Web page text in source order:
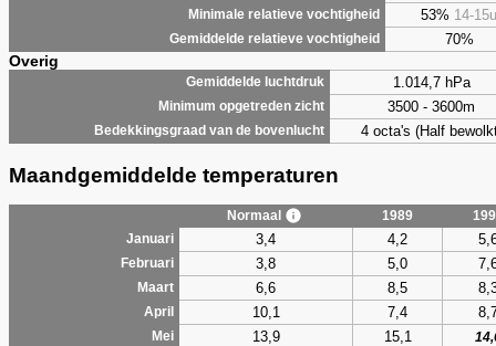
Minimale relatieve vochtigheid 53% 14-15u
Gemiddelde relatieve vochtigheid 70%
Overig
Gemiddelde luchtdruk 1.014,7 hPa
Minimum opgetreden zicht 3500 - 3600m
Bedekkingsgraad van de bovenlucht 4 octa's (Half
Maandgemiddelde temperaturen
Normaal 1989
Januari
3,4 4,2
Februari 3,8 5,0
Maart 6,6 8,5
April 10,1 7,4
Mei 13,9 15,1